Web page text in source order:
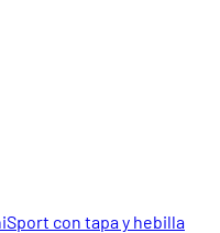
con tapa y hebilla